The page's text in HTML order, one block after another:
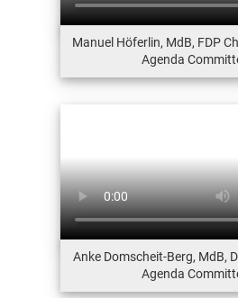
Manuel Höferlin, MdB, FDP
Agenda
Anke Domscheit-Berg, MdB,
Agenda